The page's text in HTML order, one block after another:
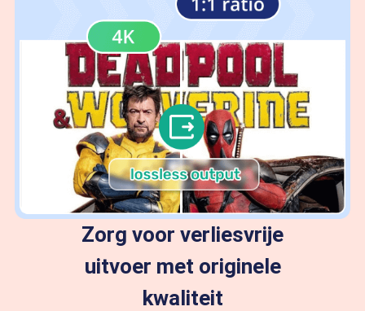
Zorg voor verliesvrije
uitvoer met originele
kwaliteit